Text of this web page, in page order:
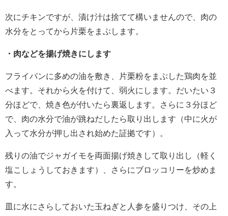
次にチキンですが、漬け汁は捨てて構いませんので、肉の
水分をとってから片栗をまぶします。
・肉などを揚げ焼きにします
フライパンに多めの油を敷き、片栗粉をまぶした鶏肉を並
べます。それから火を付けて、弱火にします。だいたい３
分ほどで、焼き色が付いたら裏返します。さらに３分ほど
で、肉の水分で油が跳ねだしたら取り出します（中に火が
入って水分が押し出され始めた証拠です）。
残りの油でジャガイモを両面揚げ焼きして取り出し（軽く
塩こしょうしておきます）、さらにブロッコリーを炒めま
す。
皿に水にさらしておいた玉ねぎと人参を盛りつけ、その上